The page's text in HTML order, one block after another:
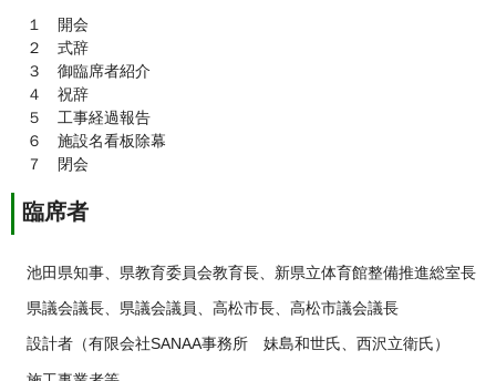
１ 開会
２ 式辞
３ 御臨席者紹介
４ 祝辞
５ 工事経過報告
６ 施設名看板除幕
７ 閉会
臨席者
池田県知事、県教育委員会教育長、新県立体育館整備推進総室長
県議会議長、県議会議員、高松市長、高松市議会議長
設計者（有限会社SANAA事務所 妹島和世氏、西沢立衛氏）